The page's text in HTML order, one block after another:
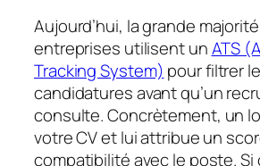
Aujourd’hui, la grande
entreprises utilisent unATS
Tracking System) pour filtrer
candidatures avant qu’un
consulte. Concrètement, un
votre CV et lui attribue un
compatibilité avec le poste.